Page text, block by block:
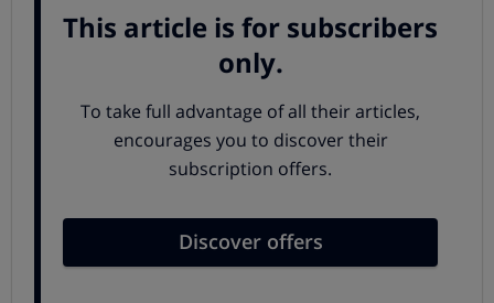
Tendrás derecho si se dan estas tres condiciones:
Si el fallecido cobraba una pensión de jubilación o
invalidez (no de viudedad), o estaba trabajando o en
situación asimilada al alta y había cotizado lo
suficiente para generar esta pensión.
Si eres su hermano, hijo, nieto, padre o abuelo.
al menos dos años antes de la fecha del fallecimiento,
y que vivías a sus expensas por no tener ingresos o